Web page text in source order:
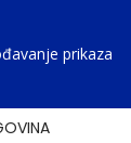
prikaza